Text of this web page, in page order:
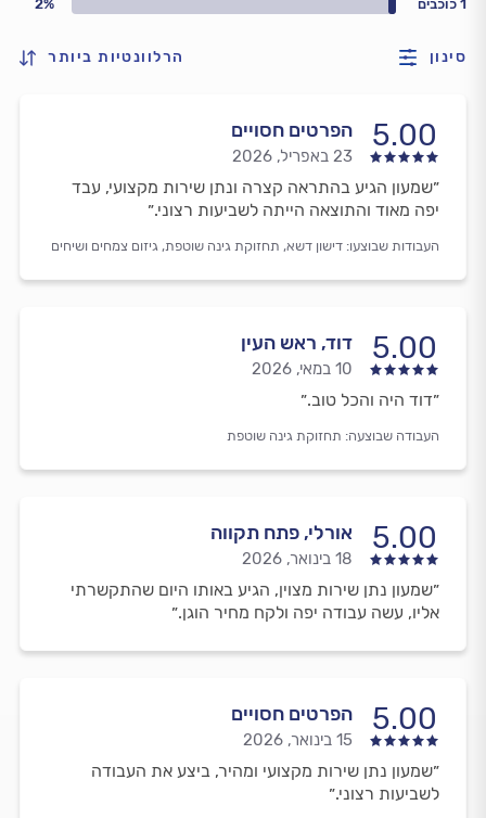
1 כוכבים 2%
סינון הרלוונטיות ביותר
5.00 הפרטים חסויים
23 באפריל, 2026
״שמעון הגיע בהתראה קצרה ונתן שירות מקצועי, עבד
יפה מאוד והתוצאה הייתה לשביעות רצוני.״
העבודות שבוצעו: דישון דשא, תחזוקת גינה שוטפת, גיזום צמחים ושיחים
5.00 דוד, ראש העין
10 במאי, 2026
״דוד היה והכל טוב.״
העבודה שבוצעה: תחזוקת גינה שוטפת
5.00 אורלי, פתח תקווה
18 בינואר, 2026
״שמעון נתן שירות מצוין, הגיע באותו היום שהתקשרתי
אליו, עשה עבודה יפה ולקח מחיר הוגן.״
5.00 הפרטים חסויים
15 בינואר, 2026
״שמעון נתן שירות מקצועי ומהיר, ביצע את העבודה
לשביעות רצוני.״